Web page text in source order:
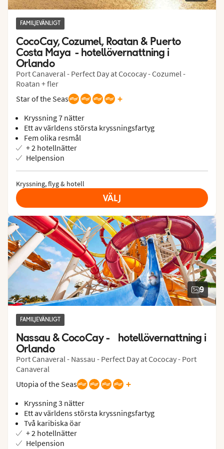
FAMILJEVÄNLIGT
CocoCay, Cozumel, Roatan & Puerto
Costa Maya  - hotellövernattning i
Orlando
Port Canaveral - Perfect Day at Cococay - Cozumel -
Roatan + fler
Star of the Seas
+
Kryssning 7 nätter
Ett av världens största kryssningsfartyg
Fem olika resmål
+ 2 hotellnätter
Helpension
Kryssning, flyg & hotell
VÄLJ
9
FAMILJEVÄNLIGT
Nassau & CocoCay -    hotellövernattning i
Orlando
Port Canaveral - Nassau - Perfect Day at Cococay - Port
Canaveral
Utopia of the Seas
+
Kryssning 3 nätter
Ett av världens största kryssningsfartyg
Två karibiska öar
+ 2 hotellnätter
Helpension